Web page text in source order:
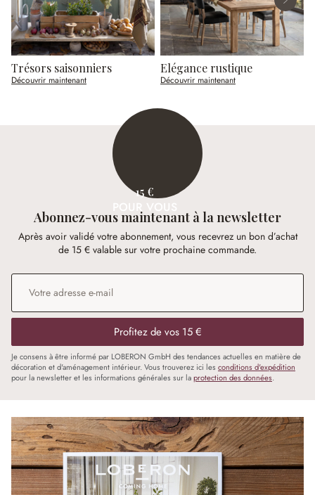
Trésors saisonniers
Découvrir maintenant
Elégance rustique
Découvrir maintenant
15 €
Abonnez-vous maintenant à la newsletter
Après avoir validé votre abonnement, vous recevrez un bon d’achat
de 15 € valable sur votre prochaine commande.
Adresse e-mail*
Profitez de vos 15 €
Je consens à être informé par LOBERON GmbH des tendances actuelles en matière de
décoration et d'aménagement intérieur. Vous trouverez ici les conditions d'expédition
pour la newsletter et les informations générales sur laprotection des données.